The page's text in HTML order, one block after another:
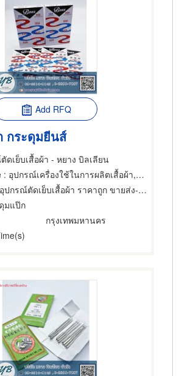
Add RFQ
กระดุมยีนส์
ดเย็บเสื้อผ้า - หยาง บิลเลียน
: อุปกรณ์เครื่องใช้ในการผลิตเสื้อผ้า,ช่างตัดเสื้อผ้า,วัสดุและอุปกรณ์สำหรับเสื้อผ้า,ขายปลีกกระดุม,ขายส่งและผู้ผลิตกระดุม
กรณ์ตัดเย็บเสื้อผ้า ราคาถูก ขายส่ง-ปลีก หยาง บิลเลียน
มแป๊ก
กรุงเทพมหานคร